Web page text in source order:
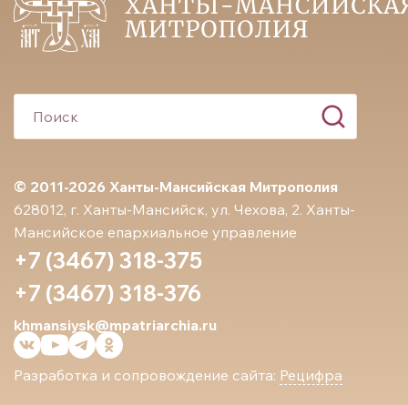
© 2011-2026 Ханты-Мансийская Митрополия
628012, г. Ханты-Мансийск, ул. Чехова, 2. Ханты-
Мансийское епархиальное управление
+7 (3467) 318-375
+7 (3467) 318-376
khmansiysk@mpatriarchia.ru
Разработка и сопровождение сайта: Рецифра